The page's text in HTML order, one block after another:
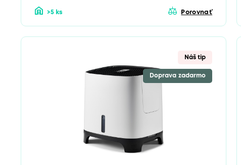
>5 ks Porovnať
Náš tip
Doprava zadarmo